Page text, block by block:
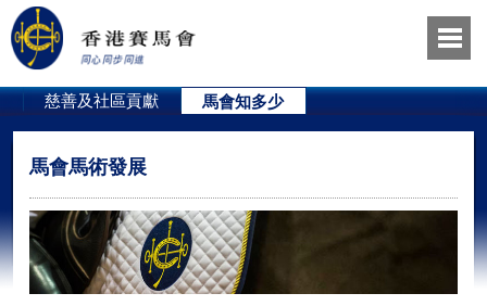
慈善及社區貢獻 馬會知多少
馬會馬術發展